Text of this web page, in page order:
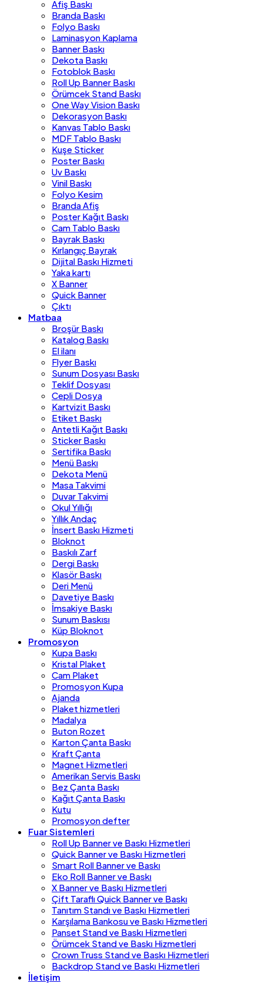
Afiş Baskı
Branda Baskı
Folyo Baskı
Laminasyon Kaplama
Banner Baskı
Dekota Baskı
Fotoblok Baskı
Roll Up Banner Baskı
Örümcek Stand Baskı
One Way Vision Baskı
Dekorasyon Baskı
Kanvas Tablo Baskı
MDF Tablo Baskı
Kuşe Sticker
Poster Baskı
Uv Baskı
Vinil Baskı
Folyo Kesim
Branda Afiş
Poster Kağıt Baskı
Cam Tablo Baskı
Bayrak Baskı
Kırlangıç Bayrak
Dijital Baskı Hizmeti
Yaka kartı
X Banner
Quick Banner
Çıktı
Matbaa
Broşür Baskı
Katalog Baskı
El ilanı
Flyer Baskı
Sunum Dosyası Baskı
Teklif Dosyası
Cepli Dosya
Kartvizit Baskı
Etiket Baskı
Antetli Kağıt Baskı
Sticker Baskı
Sertifika Baskı
Menü Baskı
Dekota Menü
Masa Takvimi
Duvar Takvimi
Okul Yıllığı
Yıllık Andaç
İnsert Baskı Hizmeti
Bloknot
Baskılı Zarf
Dergi Baskı
Klasör Baskı
Deri Menü
Davetiye Baskı
İmsakiye Baskı
Sunum Baskısı
Küp Bloknot
Promosyon
Kupa Baskı
Kristal Plaket
Cam Plaket
Promosyon Kupa
Ajanda
Plaket hizmetleri
Madalya
Buton Rozet
Karton Çanta Baskı
Kraft Çanta
Magnet Hizmetleri
Amerikan Servis Baskı
Bez Çanta Baskı
Kağıt Çanta Baskı
Kutu
Promosyon defter
Fuar Sistemleri
Roll Up Banner ve Baskı Hizmetleri
Quick Banner ve Baskı Hizmetleri
Smart Roll Banner ve Baskı
Eko Roll Banner ve Baskı
X Banner ve Baskı Hizmetleri
Çift Taraflı Quick Banner ve Baskı
Tanıtım Standı ve Baskı Hizmetleri
Karşılama Bankosu ve Baskı Hizmetleri
Panset Stand ve Baskı Hizmetleri
Örümcek Stand ve Baskı Hizmetleri
Crown Truss Stand ve Baskı Hizmetleri
Backdrop Stand ve Baskı Hizmetleri
İletişim